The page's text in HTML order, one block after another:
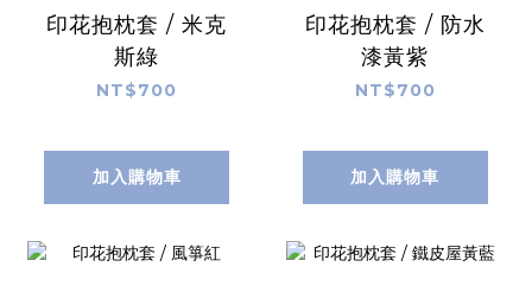
印花抱枕套 / 米克
斯綠
NT$700
加入購物車
印花抱枕套 / 防水
漆黃紫
NT$700
加入購物車